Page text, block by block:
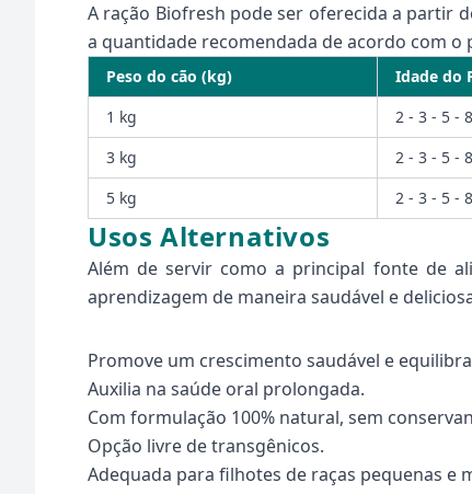
A ração Biofresh pode ser oferecida a partir
a quantidade recomendada de acordo com
Peso do cão (kg) Idade do
1 kg
2 - 3 - 5 -
3 kg
2 - 3 - 5 -
5 kg
2 - 3 - 5 -
Usos Alternativos
Além de servir como a principal fonte de
aprendizagem de maneira saudável e
Promove um crescimento saudável e
Auxilia na saúde oral prolongada.
Com formulação 100% natural, sem
Opção livre de transgênicos.
Adequada para filhotes de raças pequenas e